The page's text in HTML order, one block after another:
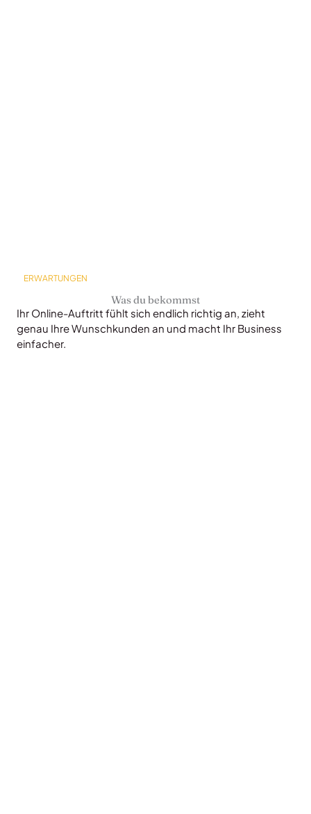
ERWARTUNGEN
Was du bekommst
Ihr Online-Auftritt fühlt sich endlich richtig an, zieht
genau Ihre Wunschkunden an und macht Ihr Business
einfacher.